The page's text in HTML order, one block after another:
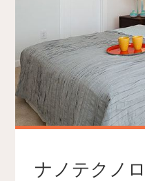
ナノテクノ